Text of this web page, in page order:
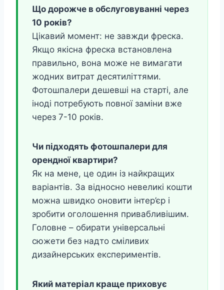
Що дорожче в обслуговуванні через
10 років?
Цікавий момент: не завжди фреска.
Якщо якісна фреска встановлена
правильно, вона може не вимагати
жодних витрат десятиліттями.
Фотошпалери дешевші на старті, але
іноді потребують повної заміни вже
через 7-10 років.
Чи підходять фотошпалери для
орендної квартири?
Як на мене, це один із найкращих
варіантів. За відносно невеликі кошти
можна швидко оновити інтер’єр і
зробити оголошення привабливішим.
Головне – обирати універсальні
сюжети без надто сміливих
дизайнерських експериментів.
Який матеріал краще приховує